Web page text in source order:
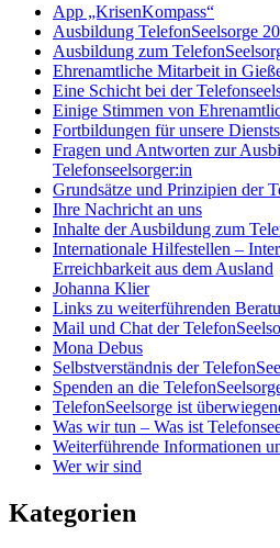
App „KrisenKompass“
Ausbildung TelefonSeelsorge
Ausbildung zum
Ehrenamtliche Mitarbeit in
Eine Schicht bei der
Einige Stimmen von
Fortbildungen für unsere
Fragen und Antworten zur
Telefonseelsorger:in
Grundsätze und Prinzipien der
Ihre Nachricht an uns
Inhalte der Ausbildung zum
Internationale Hilfestellen –
Erreichbarkeit aus dem Ausland
Johanna Klier
Links zu weiterführenden
Mail und Chat der
Mona Debus
Selbstverständnis der
Spenden an die
TelefonSeelsorge ist
Was wir tun – Was ist
Weiterführende Informationen
Wer wir sind
Kategorien